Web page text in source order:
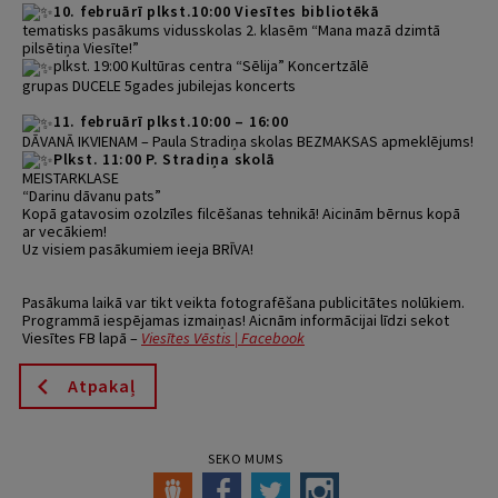
10. februārī plkst.10:00 Viesītes bibliotēkā
tematisks pasākums vidusskolas 2. klasēm “Mana mazā dzimtā
pilsētiņa Viesīte!”
plkst. 19:00 Kultūras centra “Sēlija” Koncertzālē
grupas DUCELE 5gades jubilejas koncerts
11. februārī plkst.10:00 – 16:00
DĀVANĀ IKVIENAM – Paula Stradiņa skolas BEZMAKSAS apmeklējums!
Plkst. 11:00 P. Stradiņa skolā
MEISTARKLASE
“Darinu dāvanu pats”
Kopā gatavosim ozolzīles filcēšanas tehnikā! Aicinām bērnus kopā
ar vecākiem!
Uz visiem pasākumiem ieeja BRĪVA!
Pasākuma laikā var tikt veikta fotografēšana publicitātes nolūkiem.
Programmā iespējamas izmaiņas! Aicnām informācijai līdzi sekot
Viesītes FB lapā – Viesītes Vēstis | Facebook
Atpakaļ
SEKO MUMS